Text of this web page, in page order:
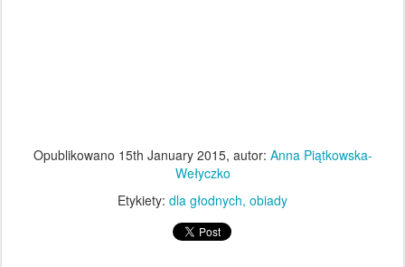
Opublikowano 15th January 2015, autor: Anna Piątkowska-
Wełyczko
Etykiety: dla głodnych obiady